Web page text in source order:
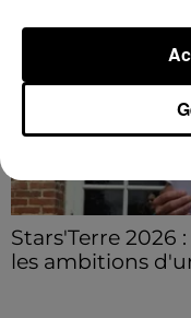
Stars'Terre 2026
les ambitions